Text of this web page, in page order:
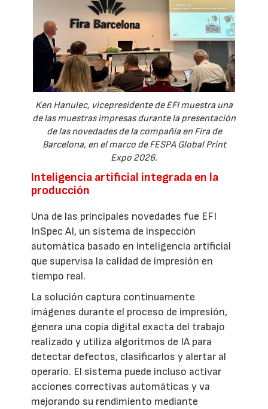
Ken Hanulec, vicepresidente de EFI muestra una
de las muestras impresas durante la presentación
de las novedades de la compañía en Fira de
Barcelona, en el marco de FESPA Global Print
Expo 2026.
Inteligencia artificial integrada en la
producción
Una de las principales novedades fue EFI
InSpec AI, un sistema de inspección
automática basado en inteligencia artificial
que supervisa la calidad de impresión en
tiempo real.
La solución captura continuamente
imágenes durante el proceso de impresión,
genera una copia digital exacta del trabajo
realizado y utiliza algoritmos de IA para
detectar defectos, clasificarlos y alertar al
operario. El sistema puede incluso activar
acciones correctivas automáticas y va
mejorando su rendimiento mediante